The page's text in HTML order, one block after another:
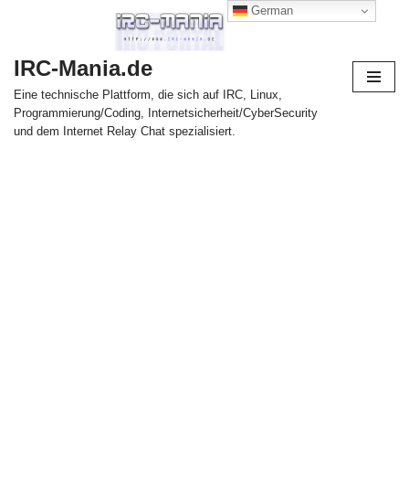
Inhalt
springen
IRC-Mania.de
Eine technische Plattform, die sich auf IRC, Linux,
Programmierung/Coding, Internetsicherheit/CyberSecurity
und dem Internet Relay Chat spezialisiert.
German